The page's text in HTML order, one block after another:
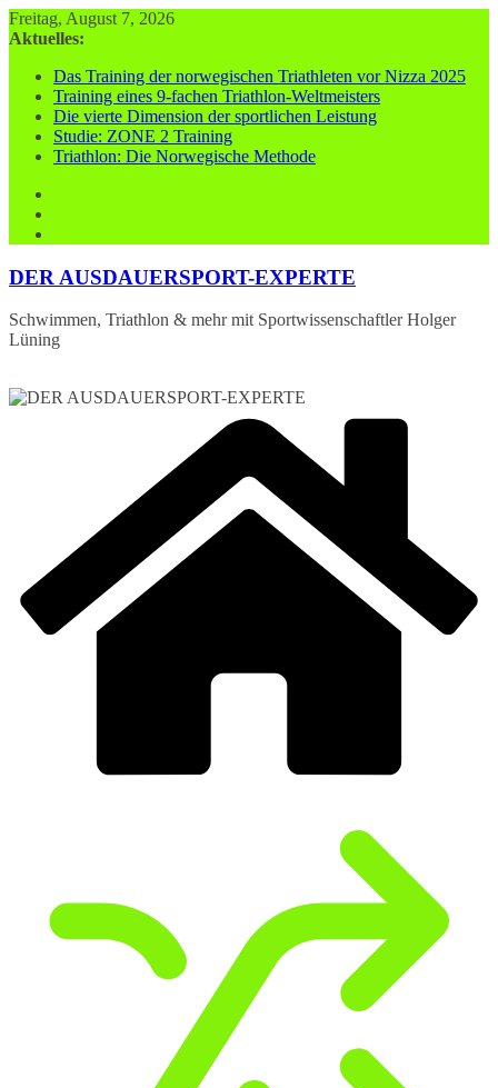
Zum
Inhalt
Freitag, August 7, 2026
Aktuelles:
Das Training der norwegischen Triathleten vor Nizza 2025
Training eines 9-fachen Triathlon-Weltmeisters
Die vierte Dimension der sportlichen Leistung
Studie: ZONE 2 Training
Triathlon: Die Norwegische Methode
DER AUSDAUERSPORT-EXPERTE
Schwimmen, Triathlon & mehr mit Sportwissenschaftler Holger
Lüning